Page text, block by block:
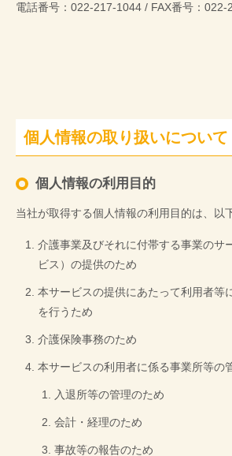
電話番号：022-217-1044 / FAX番号：022-
個人情報の取り扱いについて
個人情報の利用目的
当社が取得する個人情報の利用目的は、以
介護事業及びそれに付帯する事業のサ
ビス）の提供のため
本サービスの提供にあたって利用者等
を行うため
介護保険事務のため
本サービスの利用者に係る事業所等の
入退所等の管理のため
会計・経理のため
事故等の報告のため